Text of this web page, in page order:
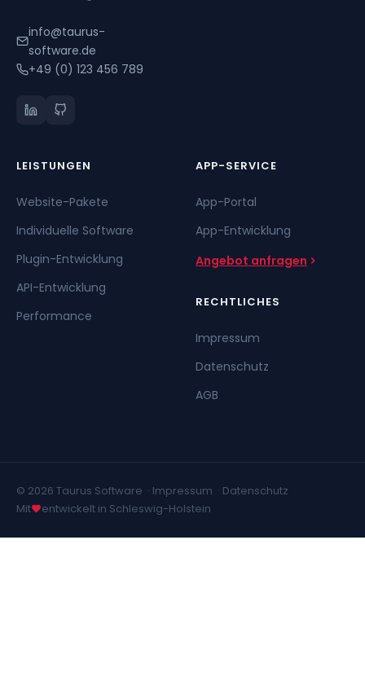
info@taurus-
software.de
+49 (0) 123 456 789
LEISTUNGEN
Website-Pakete
Individuelle Software
Plugin-Entwicklung
API-Entwicklung
Performance
APP-SERVICE
App-Portal
App-Entwicklung
Angebot anfragen
RECHTLICHES
Impressum
Datenschutz
AGB
© 2026 Taurus Software · Impressum · Datenschutz
Mit
entwickelt in Schleswig-Holstein